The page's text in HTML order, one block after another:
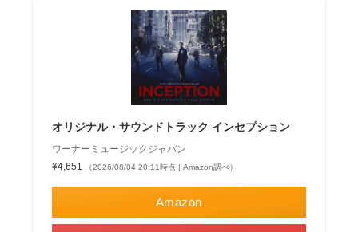
オリジナル・サウンドトラック インセプション
ワーナーミュージックジャパン
¥4,651
（2026/08/04 20:11時点 | Amazon調べ）
Amazon